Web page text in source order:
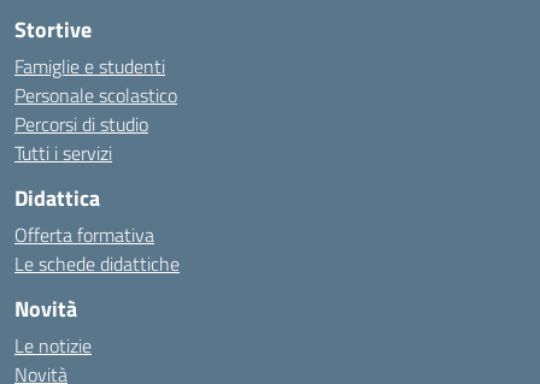
Stortive
Famiglie e studenti
Personale scolastico
Percorsi di studio
Tutti i servizi
Didattica
Offerta formativa
Le schede didattiche
Novità
Le notizie
Novità